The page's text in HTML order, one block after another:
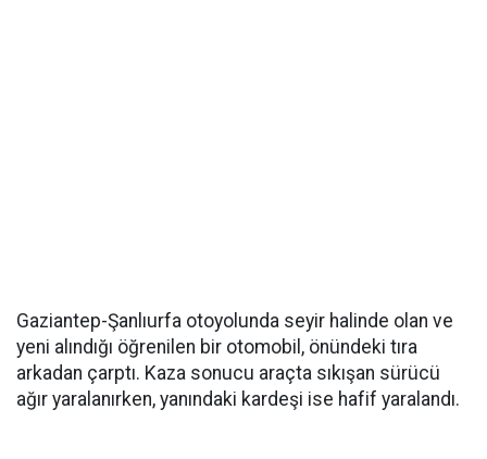
Gaziantep-Şanlıurfa otoyolunda seyir halinde olan ve
yeni alındığı öğrenilen bir otomobil, önündeki tıra
arkadan çarptı. Kaza sonucu araçta sıkışan sürücü
ağır yaralanırken, yanındaki kardeşi ise hafif yaralandı.